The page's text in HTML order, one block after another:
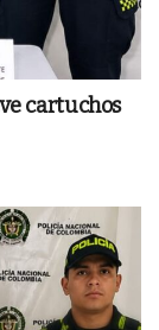
cartuchos